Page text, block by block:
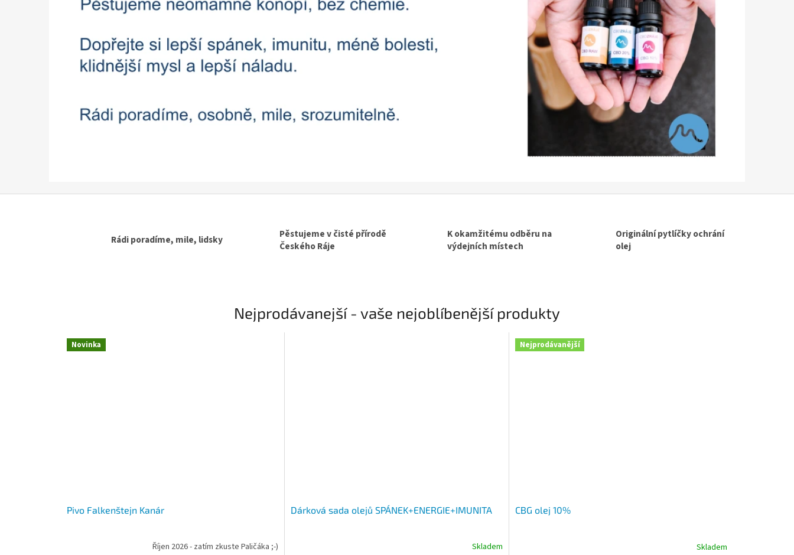
Rádi poradíme, mile, lidsky
Pěstujeme v čisté přírodě
Českého Ráje
K okamžitému odběru na
výdejních místech
Originální pytlíčky ochrání
olej
Nejprodávanejší - vaše nejoblíbenější produkty
Novinka
Pivo Falkenštejn Kanár
Říjen 2026 - zatím zkuste Paličáka ;-)
Dárková sada olejů SPÁNEK+ENERGIE+IMUNITA
Skladem
Nejprodávanější
CBG olej 10%
Skladem